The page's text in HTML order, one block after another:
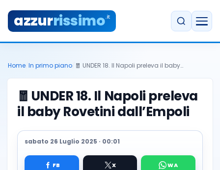
azzurrissimo.it
Home In primo piano 🧧 UNDER 18. Il Napoli preleva il baby…
🧧 UNDER 18. Il Napoli preleva
il baby Rovetini dall’Empoli
sabato 26 Luglio 2025 · 00:01